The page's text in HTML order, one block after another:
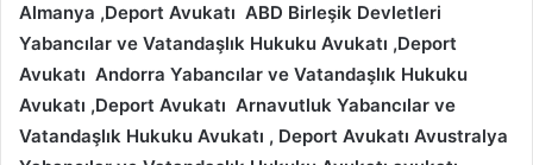
Almanya ,Deport Avukatı ABD Birleşik Devletleri
Yabancılar ve Vatandaşlık Hukuku Avukatı ,Deport
Avukatı Andorra Yabancılar ve Vatandaşlık Hukuku
Avukatı ,Deport Avukatı Arnavutluk Yabancılar ve
Vatandaşlık Hukuku Avukatı , Deport Avukatı Avustralya